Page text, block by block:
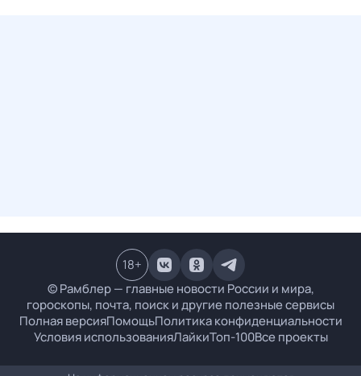
© Рамблер — главные новости России и мира,
гороскопы, почта, поиск и другие полезные сервисы
Полная версияПомощьПолитика конфиденциальности
Условия использованияЛайкиТоп-100Все проекты
18+